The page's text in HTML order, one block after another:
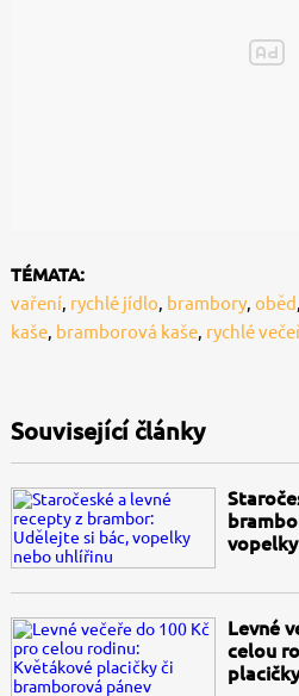
TÉMATA:
vaření, rychlé jídlo, brambory, oběd,
kaše, bramborová kaše, rychlé
Související články
Levné
celou